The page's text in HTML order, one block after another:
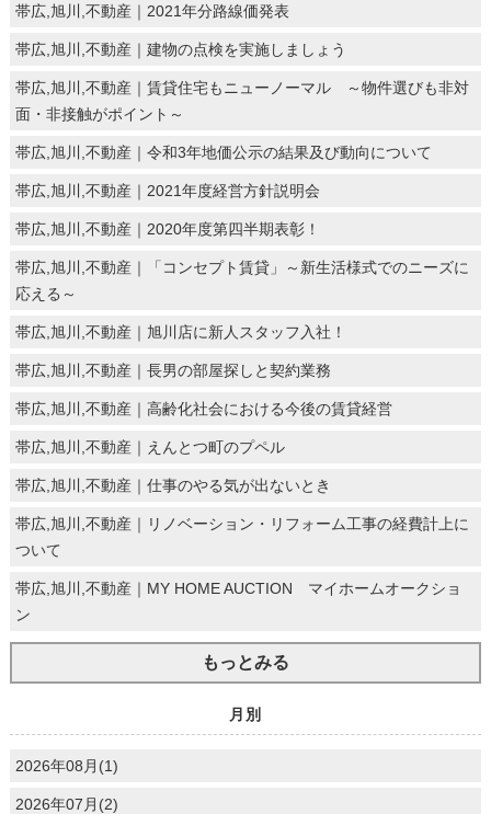
帯広,旭川,不動産｜2021年分路線価発表
帯広,旭川,不動産｜建物の点検を実施しましょう
帯広,旭川,不動産｜賃貸住宅もニューノーマル ～物件選びも非対
面・非接触がポイント～
帯広,旭川,不動産｜令和3年地価公示の結果及び動向について
帯広,旭川,不動産｜2021年度経営方針説明会
帯広,旭川,不動産｜2020年度第四半期表彰！
帯広,旭川,不動産｜「コンセプト賃貸」～新生活様式でのニーズに
応える～
帯広,旭川,不動産｜旭川店に新人スタッフ入社！
帯広,旭川,不動産｜長男の部屋探しと契約業務
帯広,旭川,不動産｜高齢化社会における今後の賃貸経営
帯広,旭川,不動産｜えんとつ町のプペル
帯広,旭川,不動産｜仕事のやる気が出ないとき
帯広,旭川,不動産｜リノベーション・リフォーム工事の経費計上に
ついて
帯広,旭川,不動産｜MY HOME AUCTION マイホームオークショ
ン
もっとみる
月別
2026年08月(1)
2026年07月(2)